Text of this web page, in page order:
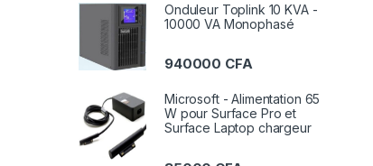
Onduleur Toplink 10 KVA -
10000 VA Monophasé
940000 CFA
Microsoft - Alimentation 65
W pour Surface Pro et
Surface Laptop chargeur